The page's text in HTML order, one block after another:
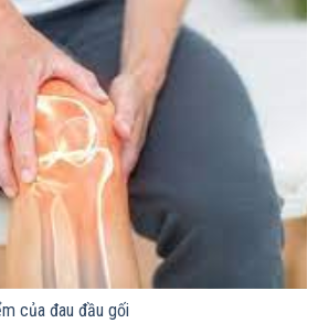
của đau đầu gối